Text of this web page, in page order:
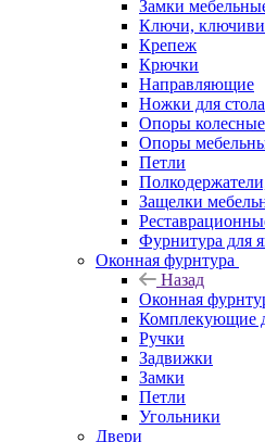
Замки
Ключи,
Крепеж
Крючки
Направляющие
Ножки для стола
Опоры колесные
Опоры
Петли
Защелки
Фурнитура для
Оконная фурнтура
Назад
Оконная
Комплекующие
Ручки
Задвижки
Замки
Петли
Угольники
Двери